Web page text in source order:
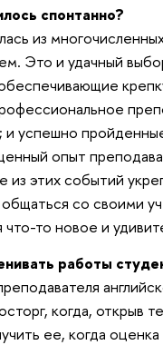
спонтанно?
из
Это и удачный
успешно
опыт
из этих событий
со своими
то новое и
работы
когда, открыв
ее, когда